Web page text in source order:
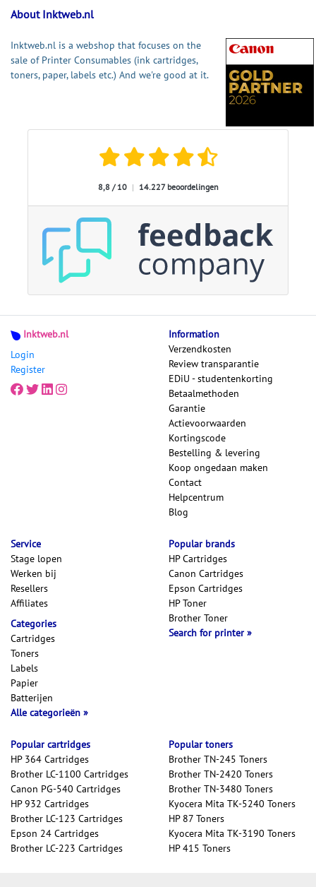
About Inktweb.nl
Inktweb.nl is a webshop that focuses on the
sale of Printer Consumables (ink cartridges,
toners, paper, labels etc.) And we're good at it.
8,8 / 10 | 14.227 beoordelingen
Inktweb.nl
Login
Register
Information
Verzendkosten
Review transparantie
EDiU - studentenkorting
Betaalmethoden
Garantie
Actievoorwaarden
Kortingscode
Bestelling & levering
Koop ongedaan maken
Contact
Helpcentrum
Blog
Service
Stage lopen
Werken bij
Resellers
Affiliates
Categories
Cartridges
Toners
Labels
Papier
Batterijen
Alle categorieën
Popular cartridges
HP 364 Cartridges
Brother LC-1100 Cartridges
Canon PG-540 Cartridges
HP 932 Cartridges
Brother LC-123 Cartridges
Epson 24 Cartridges
Brother LC-223 Cartridges
Popular toners
Brother TN-245 Toners
Brother TN-2420 Toners
Brother TN-3480 Toners
Kyocera Mita TK-5240 Toners
HP 87 Toners
Kyocera Mita TK-3190 Toners
HP 415 Toners
Popular brands
HP Cartridges
Canon Cartridges
Epson Cartridges
HP Toner
Brother Toner
Search for printer